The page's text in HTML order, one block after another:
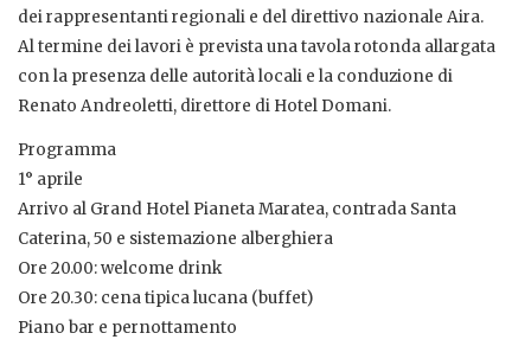
dei rappresentanti regionali e del direttivo nazionale Aira.
Al termine dei lavori è prevista una tavola rotonda allargata
con la presenza delle autorità locali e la conduzione di
Renato Andreoletti, direttore di Hotel Domani.
Programma
1° aprile
Arrivo al Grand Hotel Pianeta Maratea, contrada Santa
Caterina, 50 e sistemazione alberghiera
Ore 20.00: welcome drink
Ore 20.30: cena tipica lucana (buffet)
Piano bar e pernottamento